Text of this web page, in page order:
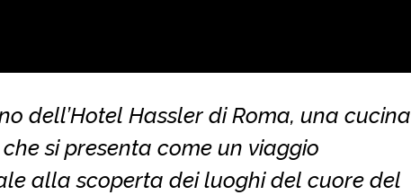
dell’Hotel Hassler di Roma, una cucina
si presenta come un viaggio
alla scoperta dei luoghi del cuore del